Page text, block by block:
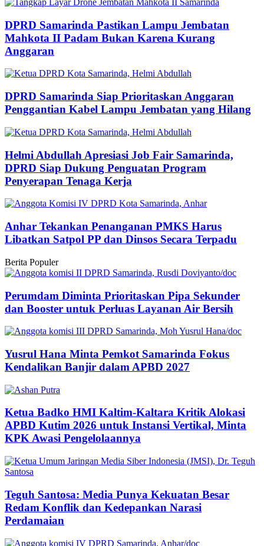
DPRD Samarinda Pastikan Lampu Jembatan
Mahkota II Padam Bukan Karena Kurang
Anggaran
DPRD Samarinda Siap Prioritaskan Anggaran
Penggantian Kabel Lampu Jembatan yang Hilang
Helmi Abdullah Apresiasi Job Fair Samarinda,
DPRD Siap Dukung Penguatan Program
Penyerapan Tenaga Kerja
Anhar Tekankan Penanganan PMKS Harus
Libatkan Satpol PP dan Dinsos Secara Terpadu
Berita Populer
Perumdam Diminta Prioritaskan Pipa Sekunder
dan Booster untuk Perluas Layanan Air Bersih
Yusrul Hana Minta Pemkot Samarinda Fokus
Kendalikan Banjir dalam APBD 2027
Ketua Badko HMI Kaltim-Kaltara Kritik Alokasi
APBD Kutim 2026 untuk Instansi Vertikal, Minta
KPK Awasi Pengelolaannya
Teguh Santosa: Media Punya Kekuatan Besar
Redam Konflik dan Kedepankan Narasi
Perdamaian